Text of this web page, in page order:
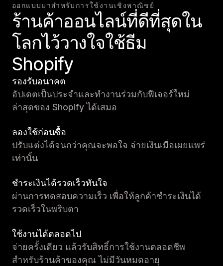
ออกแบบมาสำหรับการใช้งานเชิงพาณิชย์
ร้านค้าออนไลน์ที่ดีที่สุดใน
โลกไว้วางใจใช้ธีม
Shopify
รองรับอนาคต
อัปเดตเป็นประจำและทำงานร่วมกับฟีเจอร์ใหม่
ล่าสุดของ Shopify ได้เสมอ
ลองใช้ก่อนซื้อ
ปรับแต่งได้จนกว่าคุณจะพอใจ จ่ายเงินเมื่อเผยแพร่
เท่านั้น
ชำระเงินได้รวดเร็วทันใจ
ผ่านการทดสอบความเร็ว เพื่อให้ลูกค้าชำระเงินได้
รวดเร็วในพริบตา
ใช้งานได้ตลอดไป
จ่ายครั้งเดียว แล้วรับสิทธิ์การใช้งานตลอดชีพ
สำหรับร้านค้าของคุณ ไม่มีวันหมดอายุ